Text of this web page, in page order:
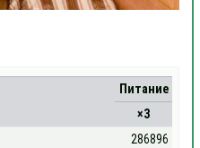
Питание
×3
286896